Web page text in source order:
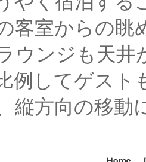
客室からの眺
ウンジも天井
例してゲスト
縦方向の移動